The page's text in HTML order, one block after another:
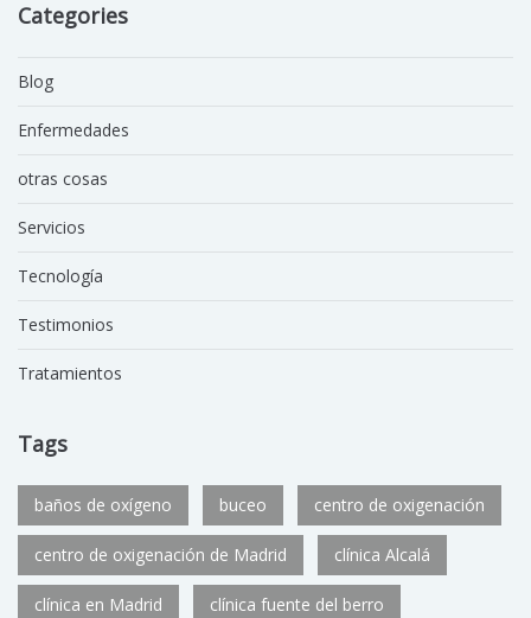
Categories
Blog
Enfermedades
otras cosas
Servicios
Tecnología
Testimonios
Tratamientos
Tags
baños de oxígeno buceo centro de oxigenación
centro de oxigenación de Madrid clínica Alcalá
clínica en Madrid clínica fuente del berro